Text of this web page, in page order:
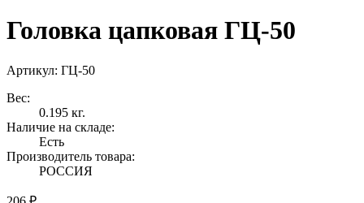
Головка цапковая ГЦ-50
Артикул: ГЦ-50
Вес:
0.195 кг.
Наличие на складе:
Есть
Производитель товара:
РОССИЯ